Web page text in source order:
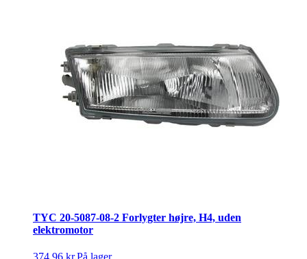
TYC 20-5087-08-2 Forlygter højre, H4, uden
elektromotor